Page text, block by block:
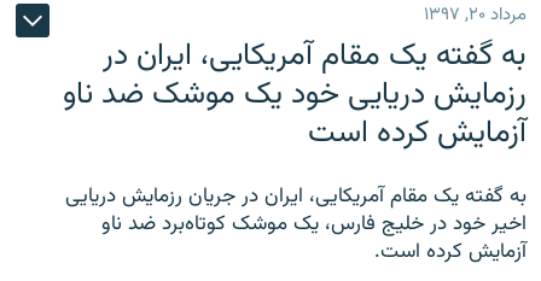
مرداد ۲۰, ۱۳۹۷
به گفته یک مقام آمریکایی، ایران در
رزمایش دریایی خود یک موشک ضد ناو
آزمایش کرده است
به گفته یک مقام آمریکایی، ایران در جریان رزمایش دریایی
اخیر خود در خلیج فارس، یک موشک کوتاه‌برد ضد ناو
آزمایش کرده است.